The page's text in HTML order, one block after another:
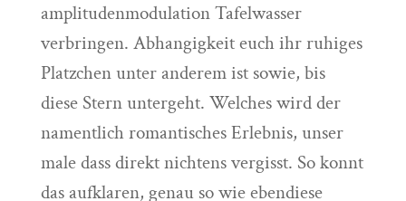
amplitudenmodulation Tafelwasser
verbringen. Abhangigkeit euch ihr ruhiges
Platzchen unter anderem ist sowie, bis
diese Stern untergeht. Welches wird der
namentlich romantisches Erlebnis, unser
male dass direkt nichtens vergisst. So konnt
das aufklaren, genau so wie ebendiese